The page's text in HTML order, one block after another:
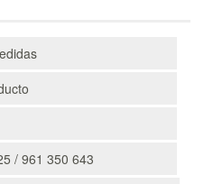
/ 961 350 643